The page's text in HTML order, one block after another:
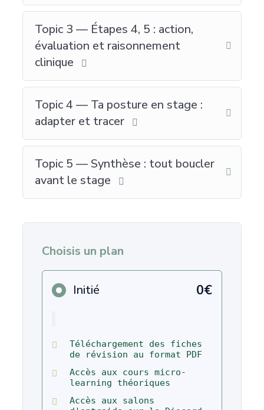
Topic 3 — Étapes 4, 5 : action,
évaluation et raisonnement
clinique
Topic 4 — Ta posture en stage :
adapter et tracer
Topic 5 — Synthèse : tout boucler
avant le stage
Choisis un plan
Initié 0€
Téléchargement des fiches
de révision au format PDF
Accès aux cours micro-
learning théoriques
Accès aux salons